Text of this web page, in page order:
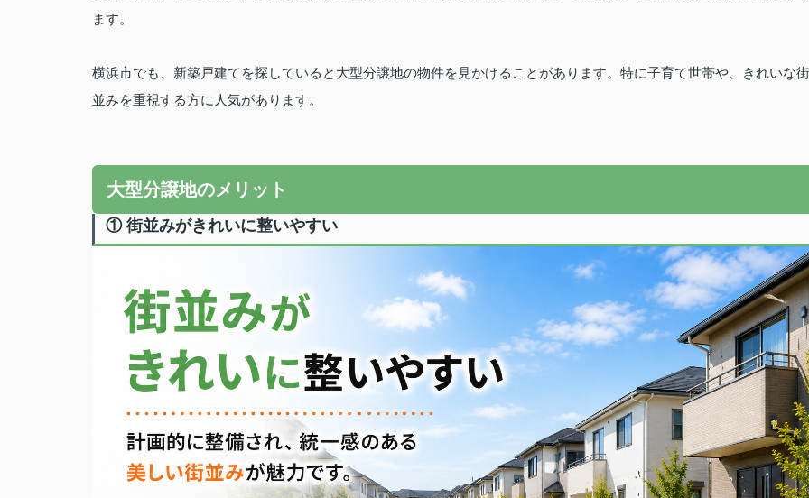
ます。
横浜市でも、新築戸建てを探していると大型分譲地の物件を見かけることがあります。特に子育て世帯や、きれいな街
並みを重視する方に人気があります。
大型分譲地のメリット
① 街並みがきれいに整いやすい